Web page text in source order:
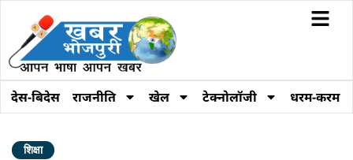
देस-बिदेस राजनीति खेल टेक्नोलॉजी धरम-करम
शिक्षा